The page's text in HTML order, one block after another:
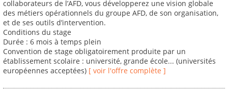
collaborateurs de l’AFD, vous développerez une vision globale
des métiers opérationnels du groupe AFD, de son organisation,
et de ses outils d’intervention.
Conditions du stage
Durée : 6 mois à temps plein
Convention de stage obligatoirement produite par un
établissement scolaire : université, grande école... (universités
européennes acceptées) [ voir l'offre complète ]